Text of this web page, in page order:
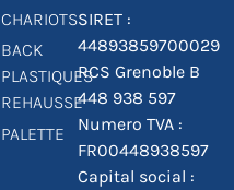
CHARIOTS
BACK
PLASTIQUES
REHAUSSE
PALETTE
SIRET :
44893859700029
RCS Grenoble B
448 938 597
Numero TVA :
FR00448938597
Capital social :